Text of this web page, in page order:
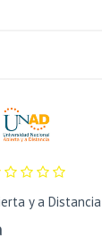
y a Distancia